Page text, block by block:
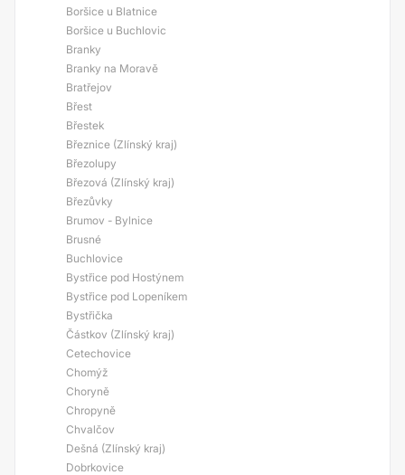
Boršice u Blatnice
Boršice u Buchlovic
Branky
Branky na Moravě
Bratřejov
Břest
Břestek
Březnice (Zlínský kraj)
Březolupy
Březová (Zlínský kraj)
Březůvky
Brumov - Bylnice
Brusné
Buchlovice
Bystřice pod Hostýnem
Bystřice pod Lopeníkem
Bystřička
Částkov (Zlínský kraj)
Cetechovice
Chomýž
Choryně
Chropyně
Chvalčov
Dešná (Zlínský kraj)
Dobrkovice